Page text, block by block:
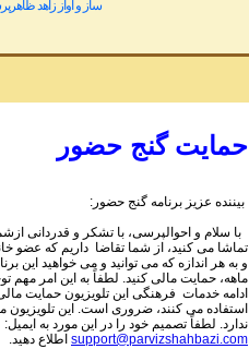
Dariush Band Concert کنسرت گروه داریوش
Sadiq Tarif صدیق تعریف
Bar Zolf
Mohsen Daie Nabi محسن دايی نبی
Sho
حمایت گنج حضور
بیننده عزیز برنامه گنج حضور:
با سلام و احوالپرسی، با تشکر و قدردانی
تماشا می کنید، از شما تقاضا داریم که عضو
و به هر اندازه که می توانید و می خواهید این
ماهه، حمایت مالی کنید. لطفاً به این امر مهم
ادامه خدمات فرهنگی این تلویزیون حمایت
استفاده می کنند، ضروری است. این تلویزیون
ندارد. لطفاً تصمیم خود را در این مورد به ایمیل:
support@parvizshahbazi.com اطلاع دهید.